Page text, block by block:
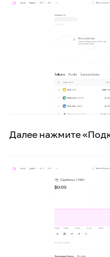
Далее нажмите